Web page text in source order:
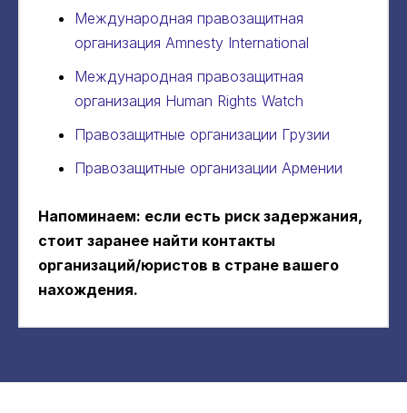
Международная правозащитная
организация Amnesty International
Международная правозащитная
организация Human Rights Watch
Правозащитные организации Грузии
Правозащитные организации Армении
Напоминаем: если есть риск задержания,
стоит заранее найти контакты
организаций/юристов в стране вашего
нахождения.